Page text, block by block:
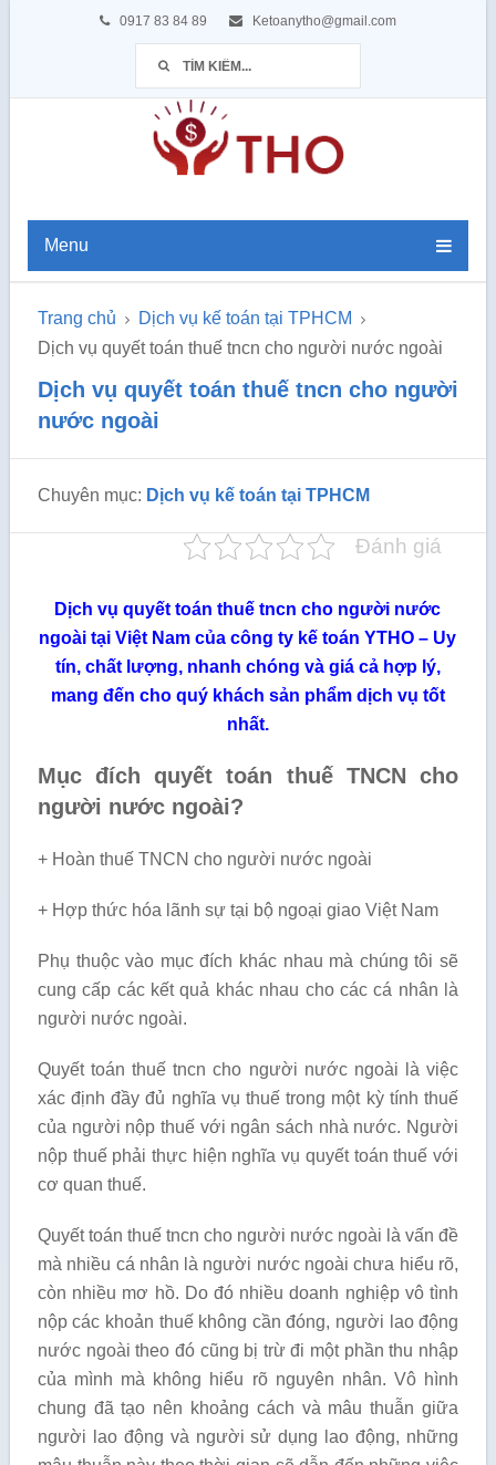
0917 83 84 89 Ketoanytho@gmail.com
Menu
Trang chủ
Dịch vụ kế toán tại TPHCM
Dịch vụ quyết toán thuế tncn cho người nước ngoài
Dịch vụ quyết toán thuế tncn cho người
nước ngoài
Chuyên mục: Dịch vụ kế toán tại TPHCM
Đánh giá
Dịch vụ quyết toán thuế tncn cho người nước
ngoài tại Việt Nam của công ty kế toán YTHO – Uy
tín, chất lượng, nhanh chóng và giá cả hợp lý,
mang đến cho quý khách sản phẩm dịch vụ tốt
nhất.
Mục đích quyết toán thuế TNCN cho
người nước ngoài?
+ Hoàn thuế TNCN cho người nước ngoài
+ Hợp thức hóa lãnh sự tại bộ ngoại giao Việt Nam
Phụ thuộc vào mục đích khác nhau mà chúng tôi sẽ
cung cấp các kết quả khác nhau cho các cá nhân là
người nước ngoài.
Quyết toán thuế tncn cho người nước ngoài là việc
xác định đầy đủ nghĩa vụ thuế trong một kỳ tính thuế
của người nộp thuế với ngân sách nhà nước. Người
nộp thuế phải thực hiện nghĩa vụ quyết toán thuế với
cơ quan thuế.
Quyết toán thuế tncn cho người nước ngoài là vấn đề
mà nhiều cá nhân là người nước ngoài chưa hiểu rõ,
còn nhiều mơ hồ. Do đó nhiều doanh nghiệp vô tình
nộp các khoản thuế không cần đóng, người lao động
nước ngoài theo đó cũng bị trừ đi một phần thu nhập
của mình mà không hiểu rõ nguyên nhân. Vô hình
chung đã tạo nên khoảng cách và mâu thuẫn giữa
người lao động và người sử dụng lao động, những